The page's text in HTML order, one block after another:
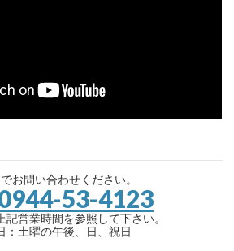
お問い合わせください。
53-4123
記営業時間を参照して下さい。
：土曜の午後、日、祝日